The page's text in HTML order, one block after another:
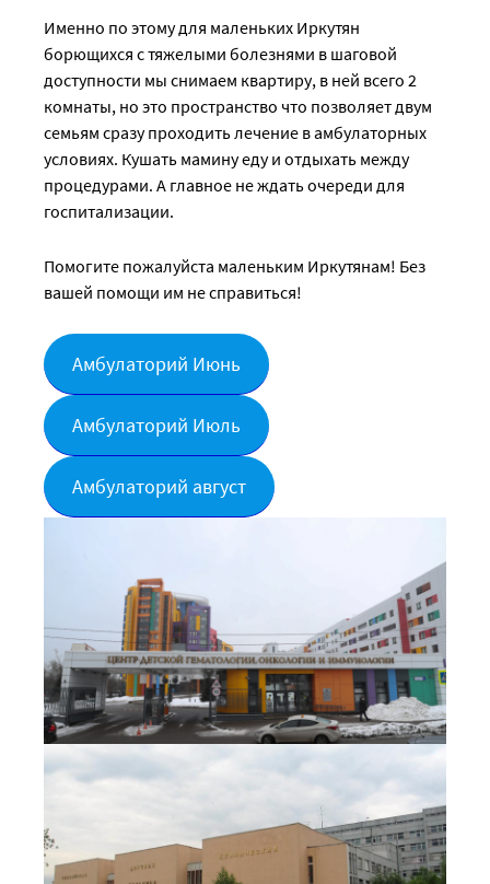
Именно по этому для маленьких Иркутян
борющихся с тяжелыми болезнями в шаговой
доступности мы снимаем квартиру, в ней всего 2
комнаты, но это пространство что позволяет двум
семьям сразу проходить лечение в амбулаторных
условиях. Кушать мамину еду и отдыхать между
процедурами. А главное не ждать очереди для
госпитализации.
Помогите пожалуйста маленьким Иркутянам! Без
вашей помощи им не справиться!
Амбулаторий Июнь
Амбулаторий Июль
Амбулаторий август